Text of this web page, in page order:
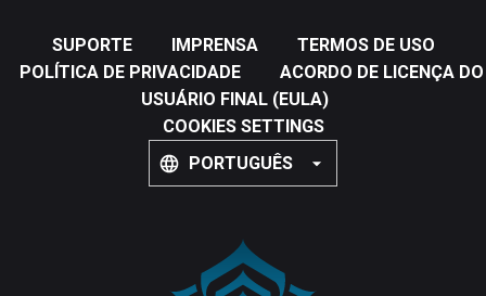
SUPORTE IMPRENSA
TERMOS DE USO
POLÍTICA DE PRIVACIDADE
ACORDO DE LICENÇA DO
USUÁRIO FINAL (EULA)
COOKIES SETTINGS
PORTUGUÊS